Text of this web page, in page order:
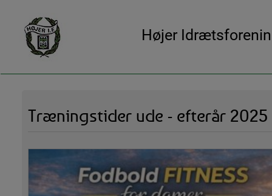
Højer
Træningstider ude - efterår 2025